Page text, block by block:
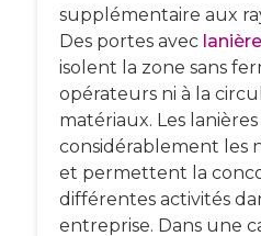
supplémentaire aux
Des portes avec
isolent la zone sans
opérateurs ni à la
matériaux. Les
considérablement les
et permettent la
différentes activités
entreprise. Dans une